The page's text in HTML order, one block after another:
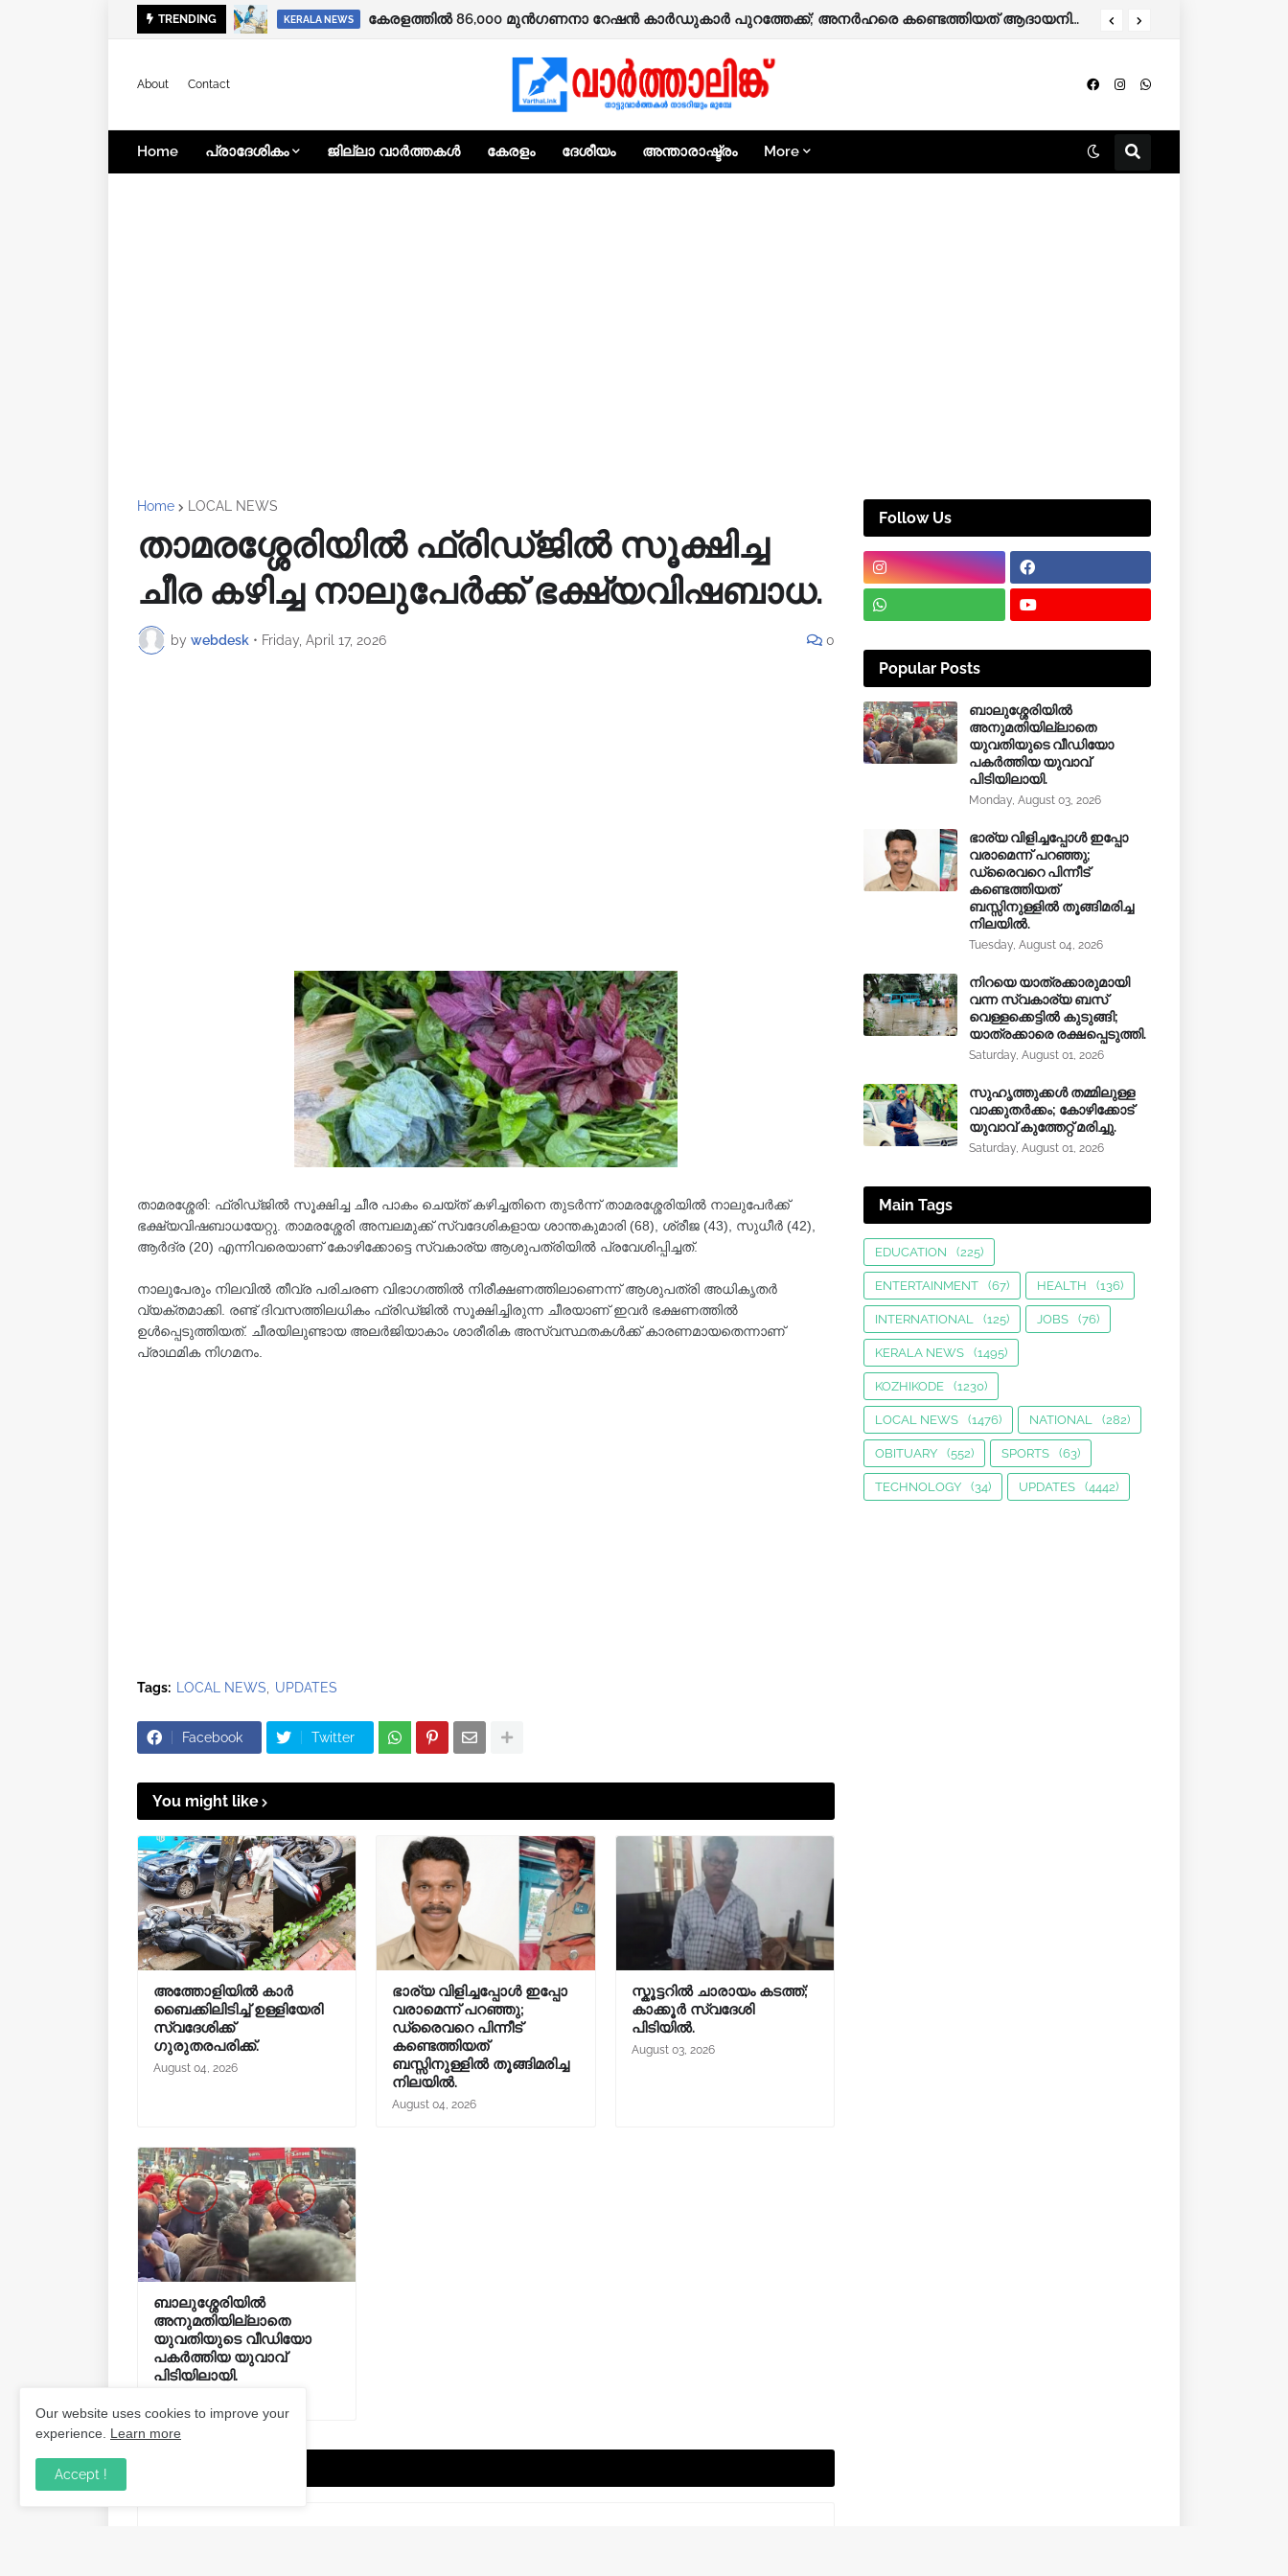
TRENDING KERALA NEWS കേരളത്തിൽ 86,000 മുൻഗണനാ റേഷൻ കാർഡുകാർ പുറത്തേക്ക്; അനർഹരെ കണ്ടെത്തിയത് ആദായനികുതി റിട്ടേൺ പരിശോധിച്ച്.
KERALA NEWS ഭിന്നശേഷിക്കാർക്ക് ‘ആശ്വാസം’ പദ്ധതിയിലൂടെ 25,000 രൂപ ധനസഹായത്തിന് അപേക്ഷിക്കാം.
About Contact
Home പ്രാദേശികം ജില്ലാ വാർത്തകൾ കേരളം ദേശീയം അന്താരാഷ്ട്രം More
Home LOCAL NEWS
താമരശ്ശേരിയിൽ ഫ്രിഡ്ജിൽ സൂക്ഷിച്ച
ചീര കഴിച്ച നാലുപേർക്ക് ഭക്ഷ്യവിഷബാധ.
by webdesk • Friday, April 17, 2026 0
താമരശ്ശേരി: ഫ്രിഡ്ജിൽ സൂക്ഷിച്ച ചീര പാകം ചെയ്ത് കഴിച്ചതിനെ തുടർന്ന് താമരശ്ശേരിയിൽ നാലുപേർക്ക്
ഭക്ഷ്യവിഷബാധയേറ്റു. താമരശ്ശേരി അമ്പലമുക്ക് സ്വദേശികളായ ശാന്തകുമാരി (68), ശ്രീജ (43), സുധീർ (42),
ആർദ്ര (20) എന്നിവരെയാണ് കോഴിക്കോട്ടെ സ്വകാര്യ ആശുപത്രിയിൽ പ്രവേശിപ്പിച്ചത്.
നാലുപേരും നിലവിൽ തീവ്ര പരിചരണ വിഭാഗത്തിൽ നിരീക്ഷണത്തിലാണെന്ന് ആശുപത്രി അധികൃതർ
വ്യക്തമാക്കി. രണ്ട് ദിവസത്തിലധികം ഫ്രിഡ്ജിൽ സൂക്ഷിച്ചിരുന്ന ചീരയാണ് ഇവർ ഭക്ഷണത്തിൽ
ഉൾപ്പെടുത്തിയത്. ചീരയിലുണ്ടായ അലർജിയാകാം ശാരീരിക അസ്വസ്ഥതകൾക്ക് കാരണമായതെന്നാണ്
പ്രാഥമിക നിഗമനം.
Tags: LOCAL NEWS UPDATES
Facebook Twitter
You might like
അത്തോളിയിൽ കാർ
ബൈക്കിലിടിച്ച് ഉള്ളിയേരി
സ്വദേശിക്ക്
ഗുരുതരപരിക്ക്.
August 04, 2026
ഭാര്യ വിളിച്ചപ്പോള്‍ ഇപ്പോ
വരാമെന്ന് പറഞ്ഞു;
ഡ്രൈവറെ പിന്നീട്
കണ്ടെത്തിയത്
ബസ്സിനുള്ളില്‍ തൂങ്ങിമരിച്ച
നിലയിൽ.
August 04, 2026
സ്കൂട്ടറിൽ ചാരായം കടത്ത്;
കാക്കൂർ സ്വദേശി
പിടിയിൽ.
August 03, 2026
ബാലുശ്ശേരിയിൽ
അനുമതിയില്ലാതെ
യുവതിയുടെ വീഡിയോ
പകർത്തിയ യുവാവ്
പിടിയിലായി.
Follow Us
Popular Posts
ബാലുശ്ശേരിയിൽ
അനുമതിയില്ലാതെ
യുവതിയുടെ വീഡിയോ
പകർത്തിയ യുവാവ്
പിടിയിലായി.
Monday, August 03, 2026
ഭാര്യ വിളിച്ചപ്പോള്‍ ഇപ്പോ
വരാമെന്ന് പറഞ്ഞു;
ഡ്രൈവറെ പിന്നീട്
കണ്ടെത്തിയത്
ബസ്സിനുള്ളില്‍ തൂങ്ങിമരിച്ച
നിലയിൽ.
Tuesday, August 04, 2026
നിറയെ യാത്രക്കാരുമായി
വന്ന സ്വകാര്യ ബസ്
വെള്ളക്കെട്ടിൽ കുടുങ്ങി;
യാത്രക്കാരെ രക്ഷപ്പെടുത്തി.
Saturday, August 01, 2026
സുഹൃത്തുക്കൾ തമ്മിലുള്ള
വാക്കുതർക്കം; കോഴിക്കോട്
യുവാവ് കുത്തേറ്റ് മരിച്ചു.
Saturday, August 01, 2026
Main Tags
EDUCATION (225)
ENTERTAINMENT (67) HEALTH (136)
INTERNATIONAL (125) JOBS (76)
KERALA NEWS (1495)
KOZHIKODE (1230)
LOCAL NEWS (1476) NATIONAL (282)
OBITUARY (552) SPORTS (63)
TECHNOLOGY (34) UPDATES (4442)
Our website uses cookies to improve your
experience. Learn more
Accept !